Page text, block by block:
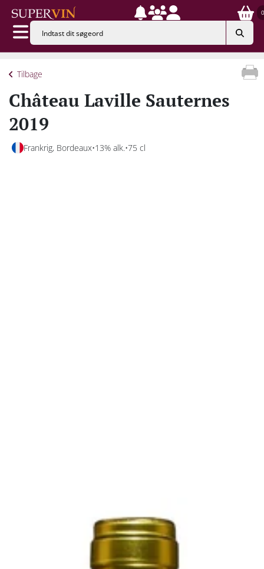
0
Tilbage
Château Laville Sauternes
2019
Frankrig, Bordeaux 13% alk. 75 cl